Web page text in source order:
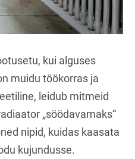
kui alguses
muidu töökorras ja
leidub mitmeid
„söödavamaks“
nipid, kuidas kaasata
kujundusse.